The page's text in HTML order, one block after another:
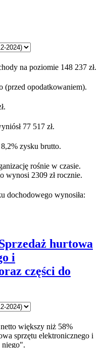
na poziomie 148 237 zł.
(przed opodatkowaniem).
77 517 zł.
zysku brutto.
rośnie w czasie.
wynosi 2309 zł rocznie.
dochodowego wynosiła:
hurtowa
i
części do
większy niż 58%
sprzętu elektronicznego i
niego".